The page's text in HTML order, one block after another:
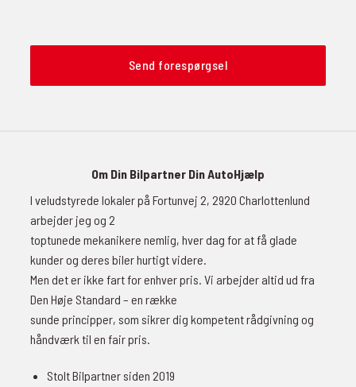
Send forespørgsel
Om Din Bilpartner Din AutoHjælp
I veludstyrede lokaler på Fortunvej 2, 2920 Charlottenlund
arbejder jeg og 2
toptunede mekanikere nemlig, hver dag for at få glade
kunder og deres biler hurtigt videre.
Men det er ikke fart for enhver pris. Vi arbejder altid ud fra
Den Høje Standard – en række
sunde principper, som sikrer dig kompetent rådgivning og
håndværk til en fair pris.
Stolt Bilpartner siden 2019